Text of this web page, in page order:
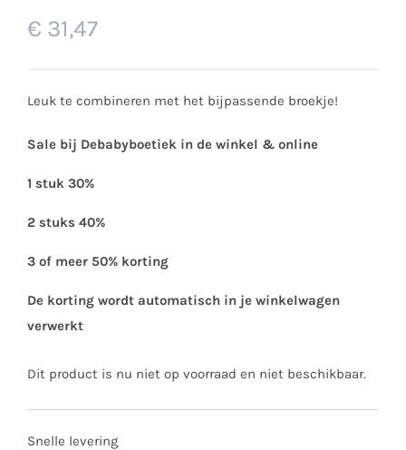
€ 31,47
Leuk te combineren met het bijpassende broekje!
Sale bij Debabyboetiek in de winkel & online
1 stuk 30%
2 stuks 40%
3 of meer 50% korting
De korting wordt automatisch in je winkelwagen
verwerkt
Dit product is nu niet op voorraad en niet beschikbaar.
Snelle levering